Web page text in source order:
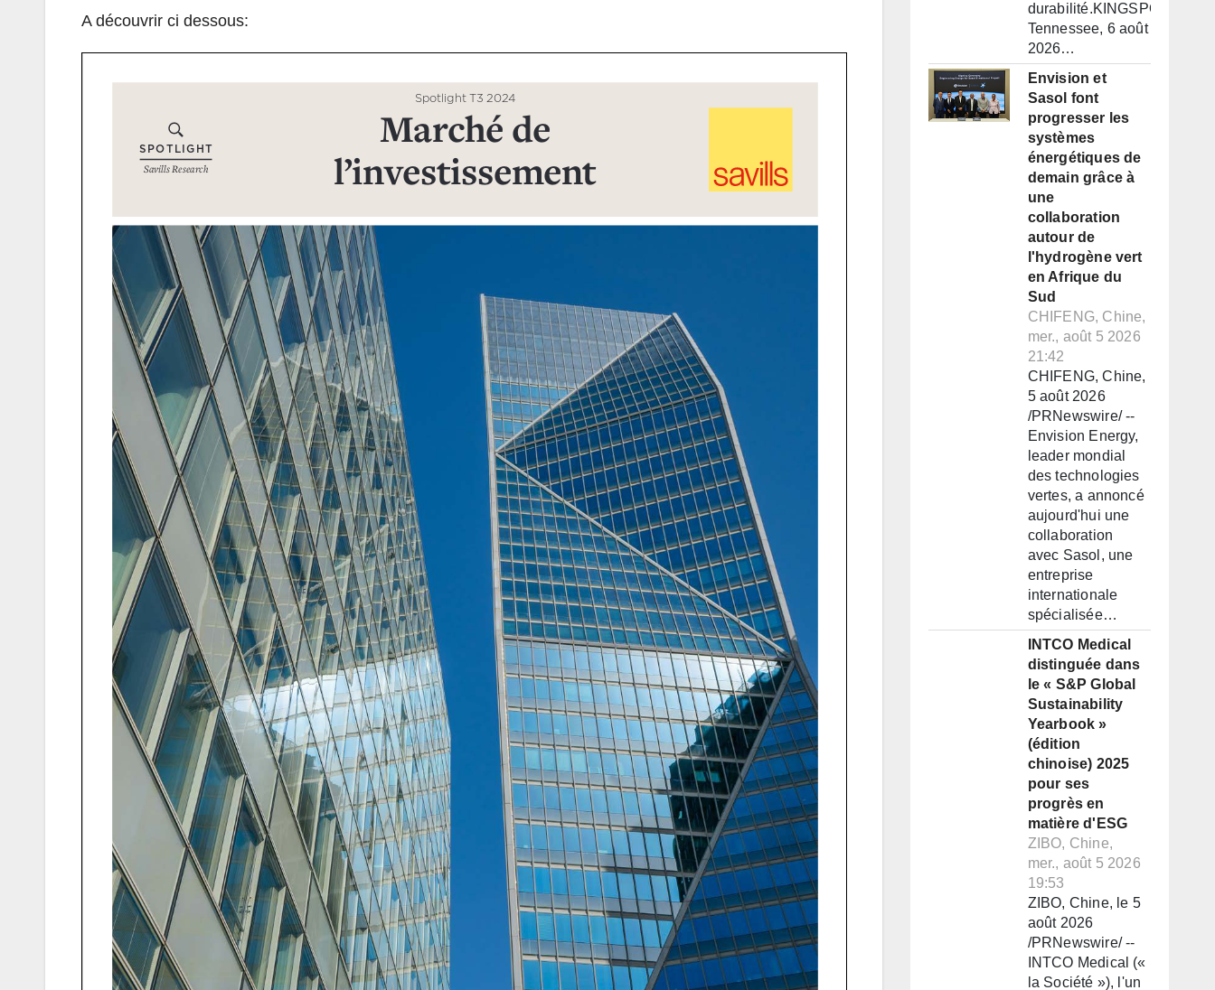
A découvrir ci dessous:
durabilité.KINGSPORT,
Tennessee, 6 août
2026…
Envision et
Sasol font
progresser les
systèmes
énergétiques de
demain grâce à
une
collaboration
autour de
l'hydrogène vert
en Afrique du
Sud
CHIFENG, Chine,
mer., août 5 2026
21:42
CHIFENG, Chine,
5 août 2026
/PRNewswire/ --
Envision Energy,
leader mondial
des technologies
vertes, a annoncé
aujourd'hui une
collaboration
avec Sasol, une
entreprise
internationale
spécialisée…
INTCO Medical
distinguée dans
le « S&P Global
Sustainability
Yearbook »
(édition
chinoise) 2025
pour ses
progrès en
matière d'ESG
ZIBO, Chine,
mer., août 5 2026
19:53
ZIBO, Chine, le 5
août 2026
/PRNewswire/ --
INTCO Medical («
la Société »), l'un